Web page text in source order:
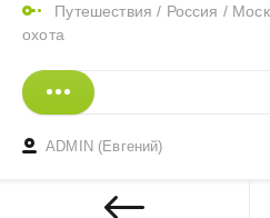
Путешествия / Россия /
охота
ADMIN (Евгений)